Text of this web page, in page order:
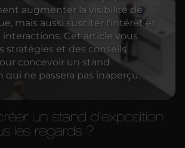
augmenter la visibilité de
mais aussi susciter l'intérêt et
interactions. Cet article vous
stratégies et des conseils
concevoir un stand
qui ne passera pas inaperçu.
un stand d'exposition
les regards ?